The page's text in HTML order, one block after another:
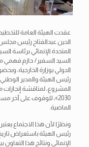
عقدت الهيئة العامة
الدين عبدالفتاح رئيس مجلس
المتحدة الإنمائي برئاسة
السيد السفير/ حازم فهمي
الدولي بوزارة الخارجية،
رئيس الهيئة والمدير الوطني
2030»، للوقوف على آخر
الماضية.
ونظرًا لأن هذا الاجتماع
رئيس الهيئة باستعراض
الإنمائي ونتائج هذا